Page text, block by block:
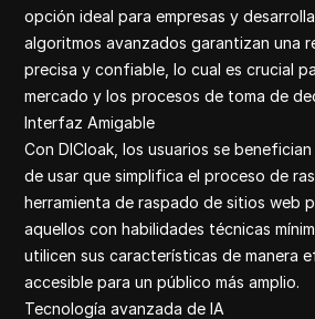
opción ideal para empresas y
algoritmos avanzados garantizan una
precisa y confiable, lo cual es crucial
mercado y los procesos de toma de
Interfaz Amigable
Con DICloak, los usuarios se
de usar que simplifica el proceso de
herramienta de raspado de sitios web
aquellos con habilidades técnicas
utilicen sus características de manera
accesible para un público más amplio.
Tecnología avanzada de IA